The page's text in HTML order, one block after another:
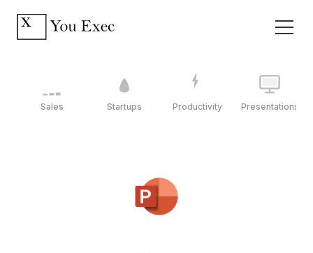
Sales Startups Productivity Presentations